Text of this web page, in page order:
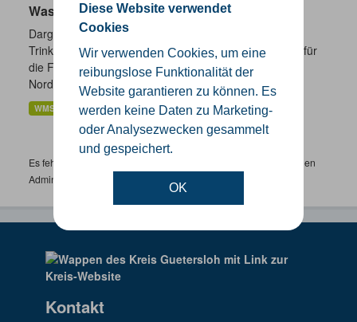
Diese Website verwendet
Cookies
Wir verwenden Cookies, um eine
reibungslose Funktionalität der
Website garantieren zu können. Es
werden keine Daten zu Marketing-
oder Analysezwecken gesammelt
und gespeichert.
OK
Wasserschutzgebiete
Dargestellt werden die geplanten und festgesetzten
Trinkwasser- und Heilquellenschutzgebiete. Zuständig für
die Festsetzung von Wasserschutzgebieten sind in
Nordrhein-Westfalen...
WMS
Es fehlen spezifische Datensätze? Wenden Sie sich bitte an einen
Administrator unter:
Kontakt